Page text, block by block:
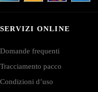
SERVIZI ONLINE
Domande frequenti
Tracciamento pacco
Condizioni d’uso